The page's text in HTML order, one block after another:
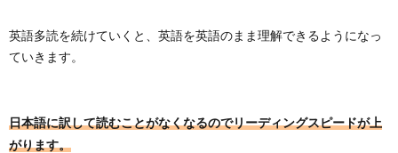
英語多読を続けていくと、英語を英語のまま理解できるようになっ
ていきます。
日本語に訳して読むことがなくなるのでリーディングスピードが上
がります。